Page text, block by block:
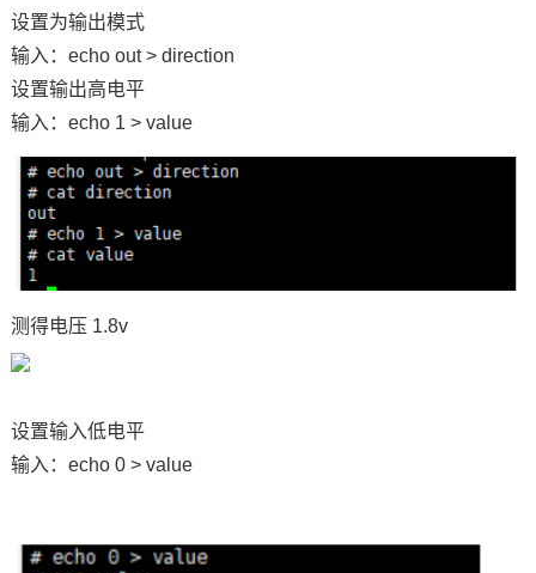
设置为输出模式
输入：echo out > direction
设置输出高电平
输入：echo 1 > value
测得电压 1.8v
设置输入低电平
输入：echo 0 > value